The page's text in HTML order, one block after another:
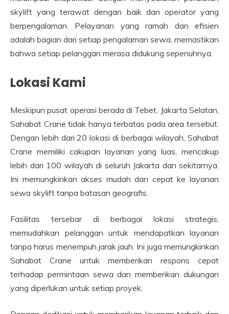
skylift yang terawat dengan baik dan operator yang
berpengalaman. Pelayanan yang ramah dan efisien
adalah bagian dari setiap pengalaman sewa, memastikan
bahwa setiap pelanggan merasa didukung sepenuhnya.
Lokasi Kami
Meskipun pusat operasi berada di Tebet, Jakarta Selatan,
Sahabat Crane tidak hanya terbatas pada area tersebut.
Dengan lebih dari 20 lokasi di berbagai wilayah, Sahabat
Crane memiliki cakupan layanan yang luas, mencakup
lebih dari 100 wilayah di seluruh Jakarta dan sekitarnya.
Ini memungkinkan akses mudah dan cepat ke layanan
sewa skylift tanpa batasan geografis.
Fasilitas tersebar di berbagai lokasi strategis,
memudahkan pelanggan untuk mendapatkan layanan
tanpa harus menempuh jarak jauh. Ini juga memungkinkan
Sahabat Crane untuk memberikan respons cepat
terhadap permintaan sewa dan memberikan dukungan
yang diperlukan untuk setiap proyek.